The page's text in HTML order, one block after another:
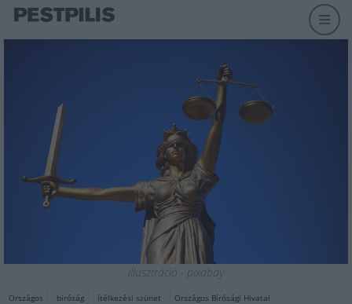
illusztráció - pixabay
Országos bíróság ítélkezési szünet Országos Bírósági Hivatal